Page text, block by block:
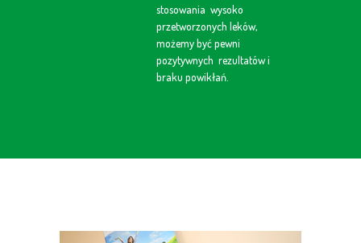
stosowania wysoko
przetworzonych leków,
możemy być pewni
pozytywnych rezultatów i
braku powikłań.